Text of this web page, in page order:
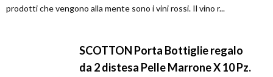
prodotti che vengono alla mente sono i vini rossi. Il vino r...
SCOTTON Porta Bottiglie regalo
da 2 distesa Pelle Marrone X 10 Pz.